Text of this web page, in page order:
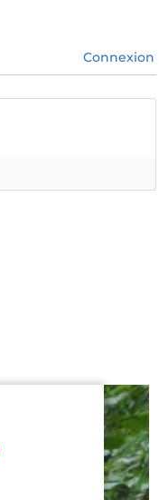
Connexion